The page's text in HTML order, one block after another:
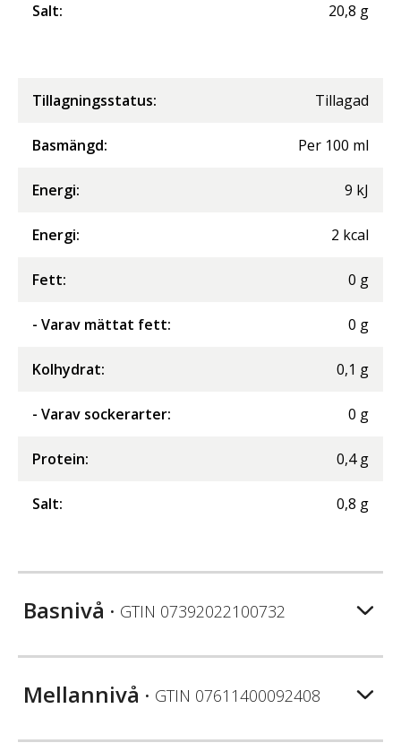
Salt: 20,8 g
Tillagningsstatus: Tillagad
Basmängd: Per 100 ml
Energi: 9 kJ
Energi: 2 kcal
Fett: 0 g
- Varav mättat fett: 0 g
Kolhydrat: 0,1 g
- Varav sockerarter: 0 g
Protein: 0,4 g
Salt: 0,8 g
Basnivå • GTIN 07392022100732
Mellannivå • GTIN 07611400092408